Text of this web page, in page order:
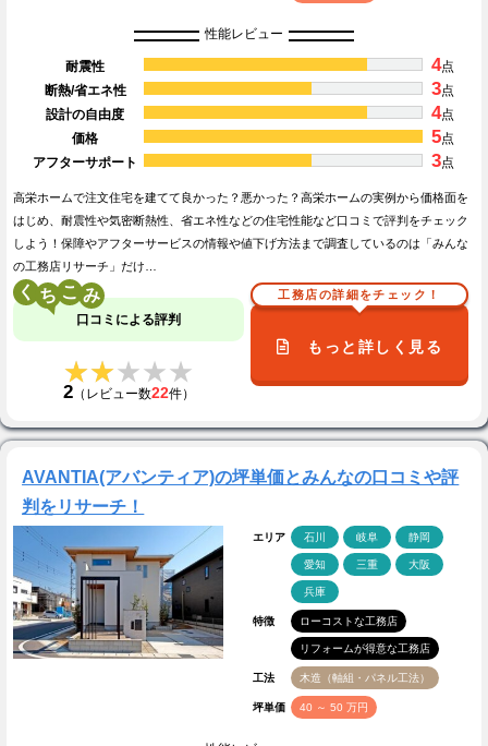
性能レビュー
耐震性 4点
断熱/省エネ性
3点
設計の自由度
4点
価格
5点
アフターサポート
3点
高栄ホームで注文住宅を建てて良かった？悪かった？高栄ホームの実例から価格面を
はじめ、耐震性や気密断熱性、省エネ性などの住宅性能など口コミで評判をチェック
しよう！保障やアフターサービスの情報や値下げ方法まで調査しているのは「みんな
の工務店リサーチ」だけ…
く こ
口コミによる評判
★★★★★
★★★★★
2（レビュー数22件）
工務店の詳細をチェック！
もっと詳しく見る
AVANTIA(アバンティア)の坪単価とみんなの口コミや評
判をリサーチ！
エリア 石川 岐阜 静岡
愛知 三重 大阪
兵庫
特徴 ローコストな工務店
リフォームが得意な工務店
工法 木造（軸組・パネル工法）
坪単価 40 ～ 50 万円